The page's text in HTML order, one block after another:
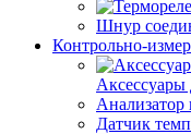
Шнур
Контрольно-
Аксессуары
Анализатор
Датчик